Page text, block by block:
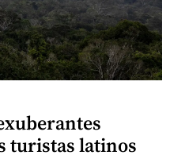
turistas latinos